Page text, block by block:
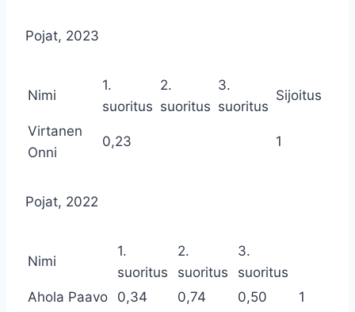
Pojat, 2023
Nimi
1.
suoritus
2.
suoritus
3.
suoritus
Sijoitus
Virtanen
Onni
0,23 1
Pojat, 2022
Nimi
1.
suoritus
2.
suoritus
3.
suoritus
Ahola Paavo
0,34 0,74 0,50
1